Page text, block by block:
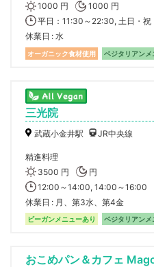
1000 円
1000 円
平日：11:30～22:30, 土日・
休業日
水
オーガニック食材使用 ベジタリアンメ
三光院
武蔵小金井駅 JR中央線
精進料理
3500 円
円
12:00～14:00, 14:00～16:00
休業日
月、第3水、第4金
ビーガンメニューあり ベジタリアンメ
おこめパン＆カフェ